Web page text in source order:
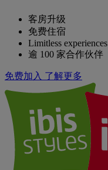
客房升级
免费住宿
Limitless experiences
逾 100 家合作伙伴
免费加入 了解更多